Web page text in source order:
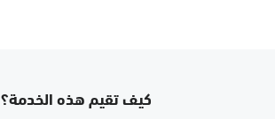
كيف تقيم هذه الخدمة؟